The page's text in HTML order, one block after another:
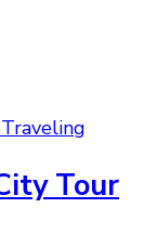
Traveling
Tour